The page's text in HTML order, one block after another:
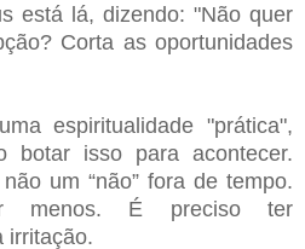
está lá, dizendo: "Não quer
Corta as oportunidades
espiritualidade "prática",
botar isso para acontecer.
um “não” fora de tempo.
menos. É preciso ter
irritação.